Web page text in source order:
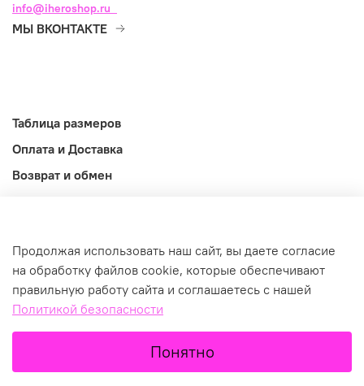
В корзину
info@iheroshop.ru
МЫ ВКОНТАКТЕ
Таблица размеров
Оплата и Доставка
Возврат и обмен
Продолжая использовать наш сайт, вы даете согласие
на обработку файлов cookie, которые обеспечивают
правильную работу сайта и соглашаетесь с нашей
Политикой безопасности
Понятно